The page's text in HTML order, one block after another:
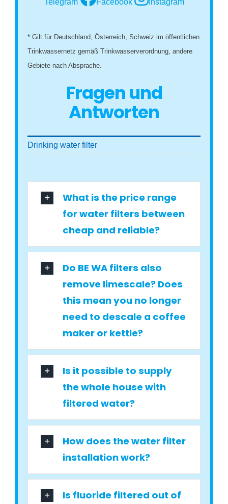
Telegram Facebook Instagram
* Gilt für Deutschland, Österreich, Schweiz im öffentlichen
Trinkwassernetz gemäß Trinkwasserverordnung, andere
Gebiete nach Absprache.
Fragen und
Antworten
Drinking water filter
What is the price range
for water filters between
cheap and reliable?
Do BE WA filters also
remove limescale? Does
this mean you no longer
need to descale a coffee
maker or kettle?
Is it possible to supply
the whole house with
filtered water?
How does the water filter
installation work?
Is fluoride filtered out of